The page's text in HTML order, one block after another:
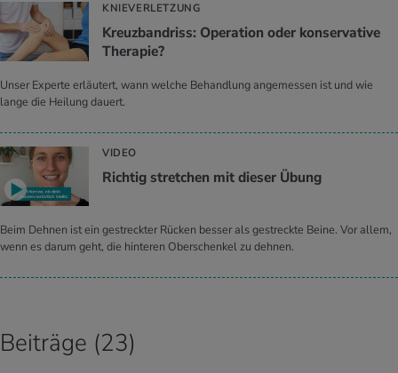
KNIEVERLETZUNG
Kreuz­band­riss: Ope­ra­ti­on oder kon­ser­va­ti­ve
The­ra­pie?
Unser Experte erläutert, wann welche Behandlung angemessen ist und wie
lange die Heilung dauert.
VIDEO
Richtig stretchen mit dieser Übung
Beim Dehnen ist ein gestreckter Rücken besser als gestreckte Beine. Vor allem,
wenn es darum geht, die hinteren Oberschenkel zu dehnen.
Beiträge (23)